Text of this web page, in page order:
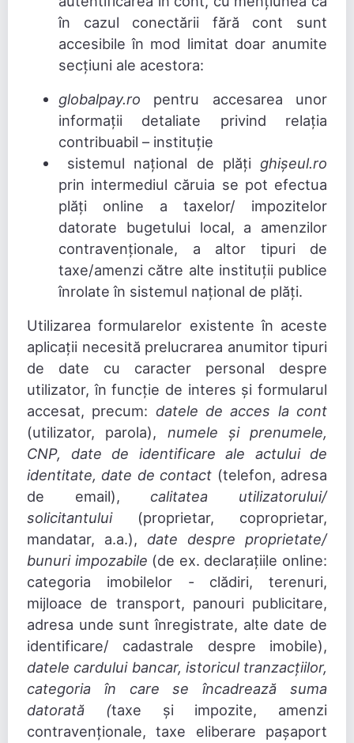
în cazul conectării fără cont sunt
accesibile în mod limitat doar anumite
secțiuni ale acestora:
globalpay.ro pentru accesarea unor
informații detaliate privind relația
contribuabil – instituție
sistemul național de plăți ghișeul.ro
prin intermediul căruia se pot efectua
plăți online a taxelor/ impozitelor
datorate bugetului local, a amenzilor
contravenționale, a altor tipuri de
taxe/amenzi către alte instituții publice
înrolate în sistemul național de plăți.
Utilizarea formularelor existente în aceste
aplicații necesită prelucrarea anumitor tipuri
de date cu caracter personal despre
utilizator, în funcție de interes și formularul
accesat, precum: datele de acces la cont
(utilizator, parola), numele și prenumele,
CNP, date de identificare ale actului de
identitate, date de contact (telefon, adresa
de email), calitatea utilizatorului/
solicitantului(proprietar, coproprietar,
mandatar, a.a.), date despre proprietate/
bunuri impozabile (de ex. declarațiile online:
categoria imobilelor - clădiri, terenuri,
mijloace de transport, panouri publicitare,
adresa unde sunt înregistrate, alte date de
identificare/ cadastrale despre imobile),
datele cardului bancar, istoricul tranzacțiilor,
categoria în care se încadrează suma
datorată (taxe și impozite, amenzi
contravenționale, taxe eliberare pașaport